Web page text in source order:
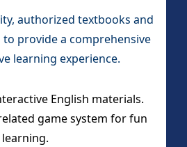
authorized textbooks and
provide a comprehensive
learning experience.
English materials.
game system for fun